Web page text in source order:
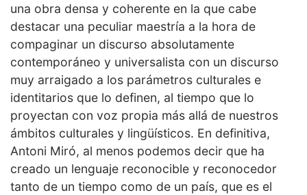
una obra densa y coherente en la que cabe
destacar una peculiar maestría a la hora de
compaginar un discurso absolutamente
contemporáneo y universalista con un discurso
muy arraigado a los parámetros culturales e
identitarios que lo definen, al tiempo que lo
proyectan con voz propia más allá de nuestros
ámbitos culturales y lingüísticos. En definitiva,
Antoni Miró, al menos podemos decir que ha
creado un lenguaje reconocible y reconocedor
tanto de un tiempo como de un país, que es el